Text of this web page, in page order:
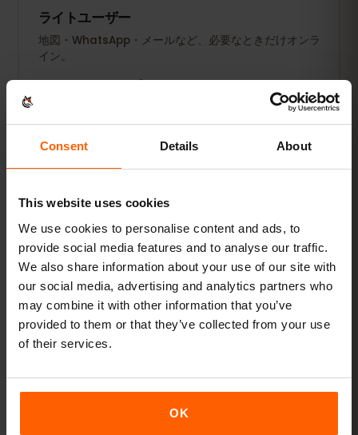
Consent Details About
This website uses cookies
We use cookies to personalise content and ads, to
provide social media features and to analyse our traffic.
We also share information about your use of our site with
our social media, advertising and analytics partners who
may combine it with other information that you’ve
provided to them or that they’ve collected from your use
of their services.
OK
ライトユーザー
地図・WhatsApp・メールなど、必要なときだけオンラ
イン。
人気
毎日使う人
さらにSNS、音楽ストリーミング、写真の共有も。
5〜10 GB / 月
プランを見る
動画やビデオ通話、PCやタブレットの接続にも。
20 GB以上または無制限